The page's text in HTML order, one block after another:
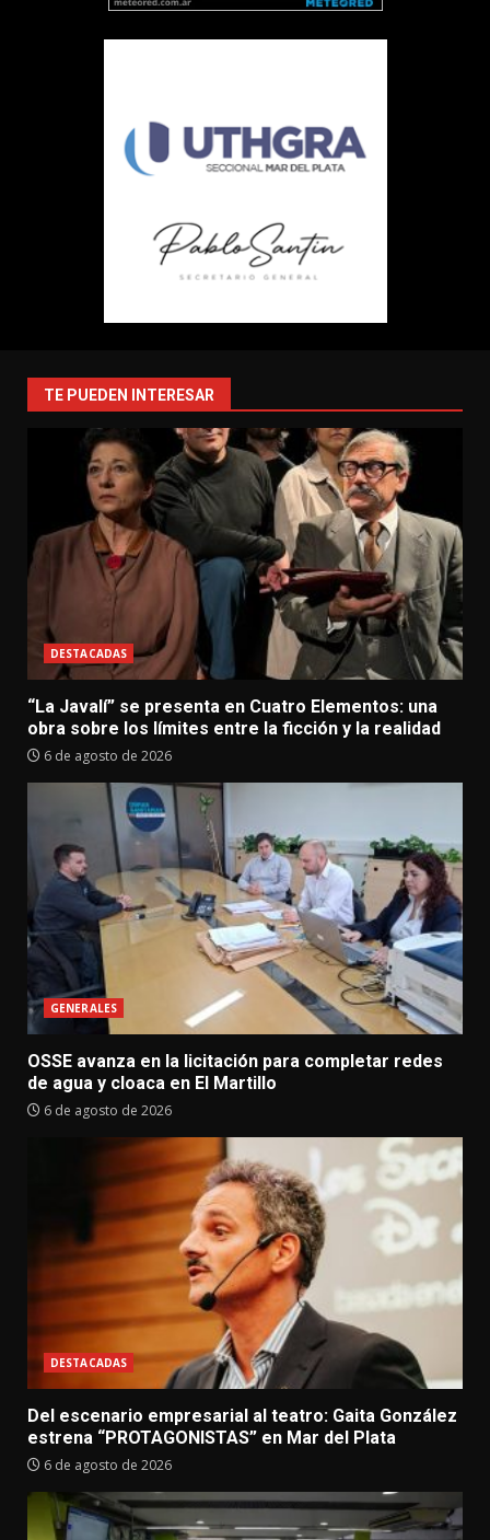
TE PUEDEN INTERESAR
DESTACADAS
“La Javalí” se presenta en Cuatro Elementos: una
obra sobre los límites entre la ficción y la realidad
6 de agosto de 2026
GENERALES
OSSE avanza en la licitación para completar redes
de agua y cloaca en El Martillo
6 de agosto de 2026
DESTACADAS
Del escenario empresarial al teatro: Gaita González
estrena “PROTAGONISTAS” en Mar del Plata
6 de agosto de 2026